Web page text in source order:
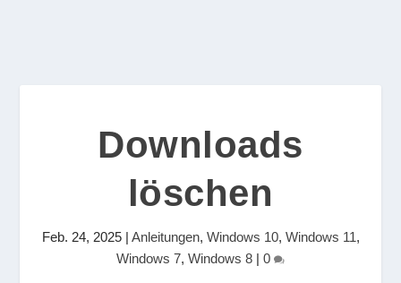
Downloads
löschen
Feb. 24, 2025| Anleitungen, Windows 10, Windows 11,
Windows 7, Windows 8 | 0